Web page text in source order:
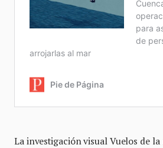
La investigación visual Vuelos de la